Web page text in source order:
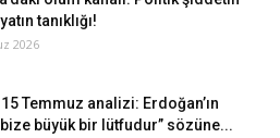
tanıklığı!
2026
15 Temmuz analizi: Erdoğan’ın
bize büyük bir lütfudur” sözüne...